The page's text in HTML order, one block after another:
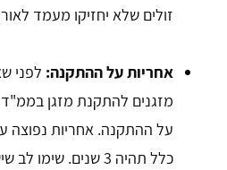
זולים שלא יחזיקו מעמד
אחריות על ההתקנה: לפני
מזגנים להתקנת מזגן בממ"ד
על ההתקנה. אחריות
כלל תהיה 3 שנים.